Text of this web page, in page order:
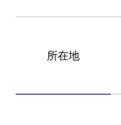
所在地